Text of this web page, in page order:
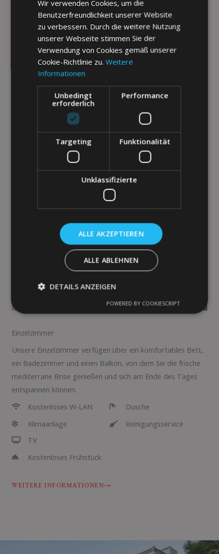
Die Doppelzimmer mit Balkon bieten einen besonderen
Komfort. Sie verfügen über ein Badezimmer, zwei bequeme
Einzelbetten oder ein Doppelbett und einen Privatbalkon
mit herrlichem Blick auf die Umgebung.
Kostenloses W-LAN
Klimaanlage
Reinigungsservice
Kostenloses Frühstück
WEITERE INFORMATIONEN
Einzelzimmer
Unsere Einzelzimmer verfügen über ein komfortables Bett,
ein Badezimmer und einen Balkon, von dem Sie die frische
mediterrane Brise genießen und sich am Ende des Tages
entspannen können.
Kostenloses W-LAN
Klimaanlage
Dusche
Reinigungsservice
TV
Kostenloses Frühstück
WEITERE INFORMATIONEN
SPANISH
Wir verwenden Cookies, um die
Benutzerfreundlichkeit unserer Website
zu verbessern. Durch die weitere Nutzung
unserer Webseite stimmen Sie der
Verwendung von Cookies gemäß unserer
Cookie-Richtlinie zu. Weitere
Informationen
Unbedingt
erforderlich
Performance
Targeting Funktionalität
Unklassifizierte
ALLE AKZEPTIEREN
ALLE ABLEHNEN
DETAILS ANZEIGEN
POWERED BY COOKIESCRIPT